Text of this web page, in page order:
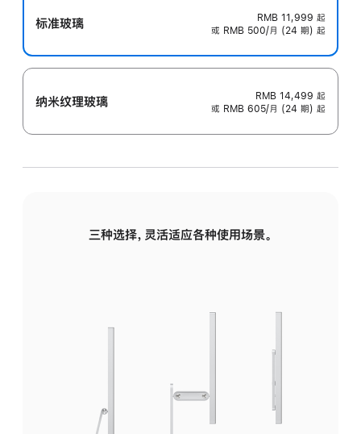
标准玻璃 RMB 11,999 起
或 RMB 500/月 (24 期) 起
纳米纹理玻璃 RMB 14,499 起
或 RMB 605/月 (24 期) 起
三种选择，灵活适应各种使用场景。